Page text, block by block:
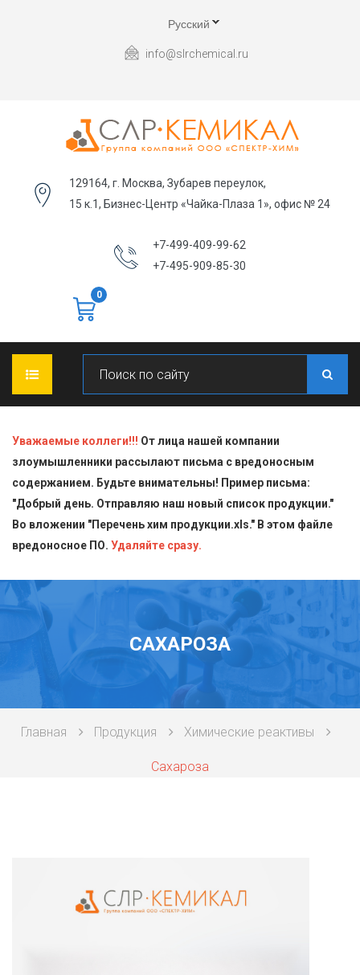
Русский
info@slrchemical.ru
129164, г. Москва, Зубарев переулок,
15 к.1, Бизнес-Центр «Чайка-Плаза 1», офис № 24
+7-499-409-99-62
+7-495-909-85-30
0
О КОМПАНИИ
ПРОДУКЦИЯ
Блескообразующие добавки
Индикаторы
Кислоты
Пищевая химия для производств
Стандарт-титры
СТАТЬИ
ДОСТАВКА
СЕРТИФИКАТЫ
КОНТАКТЫ
Уважаемые коллеги!!! От лица нашей компании
злоумышленники рассылают письма с вредоносным
содержанием. Будьте внимательны! Пример письма:
"Добрый день. Отправляю наш новый список продукции."
Во вложении "Перечень хим продукции.xls." В этом файле
вредоносное ПО. Удаляйте сразу.
САХАРОЗА
Главная Продукция Химические реактивы
Сахароза